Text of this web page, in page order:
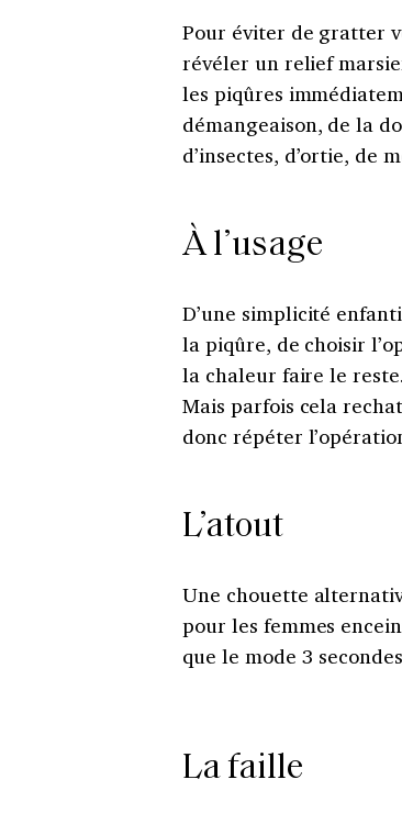
Pour éviter de gratter
révéler un relief
les piqûres
démangeaison, de la
d’insectes, d’ortie, de
À l’usage
D’une simplicité
la piqûre, de choisir
la chaleur faire le
Mais parfois cela
donc répéter
L’atout
Une chouette
pour les femmes
que le mode 3
La faille